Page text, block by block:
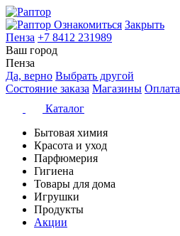
Ознакомиться Закрыть
Пенза +7 8412 231989
Ваш город
Пенза
Да, верно Выбрать другой
Состояние заказа Магазины Оплата
Каталог
Бытовая химия
Красота и уход
Парфюмерия
Гигиена
Товары для дома
Игрушки
Продукты
Акции